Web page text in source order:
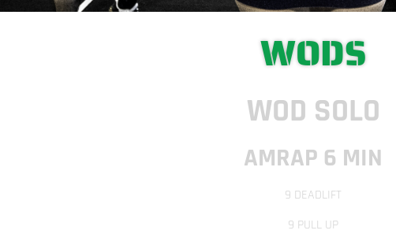
WODS
WOD SOLO
AMRAP 6 MIN
9 DEADLIFT
9 PULL UP